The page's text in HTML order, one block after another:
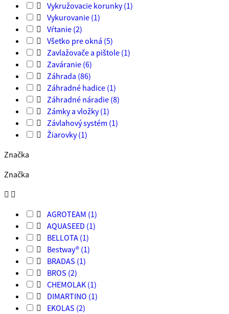

Vykružovacie korunky(1)

Vykurovanie (1)

Vŕtanie (2)

Všetko pre okná (5)

Zavlažovače a pištole (1)

Zaváranie (6)

Záhrada (86)

Záhradné hadice (1)

Záhradné náradie (8)

Zámky a vložky(1)

Závlahový systém (1)

Žiarovky(1)
Značka
Značka
 

AGROTEAM (1)

AQUASEED (1)

BELLOTA (1)

Bestway® (1)

BRADAS (1)

BROS (2)

CHEMOLAK (1)

DIMARTINO (1)

EKOLAS (2)